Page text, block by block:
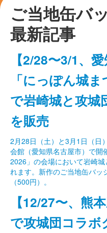
ご当地缶バ
最新記事
【2/28〜3/1、
「にっぽん城
で岩崎城と攻
を販売
2月28日（土）と3月1日（日
会館（愛知県名古屋市）で開
2026」の会場において岩崎
れます。新作のご当地缶バッ
（500円）。
【12/27〜、熊
で攻城団コラボ